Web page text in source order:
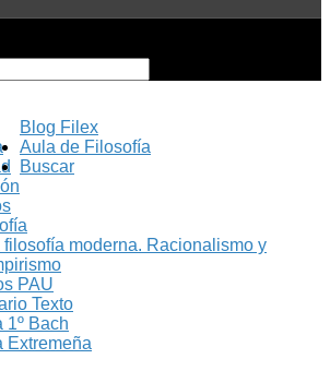
Blog Filex
Aula de Filosofía
filosofía moderna. Racionalismo y
PAU
Texto
1º Bach
Extremeña
Buscar